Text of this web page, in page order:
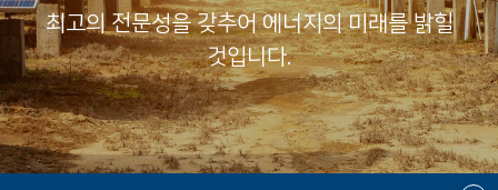
최고의 전문성을 갖추어 에너지의 미래를 밝힐
것입니다.